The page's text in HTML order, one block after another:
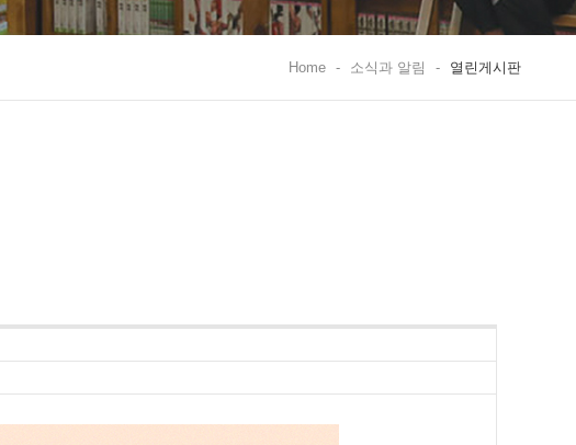
Home - 소식과 알림 - 열린게시판